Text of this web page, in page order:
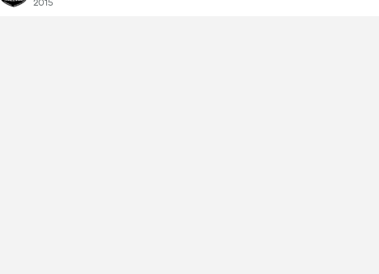
2015